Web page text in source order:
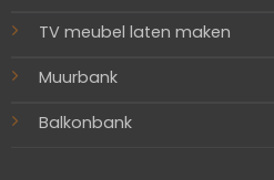
TV meubel laten maken
Muurbank
Balkonbank